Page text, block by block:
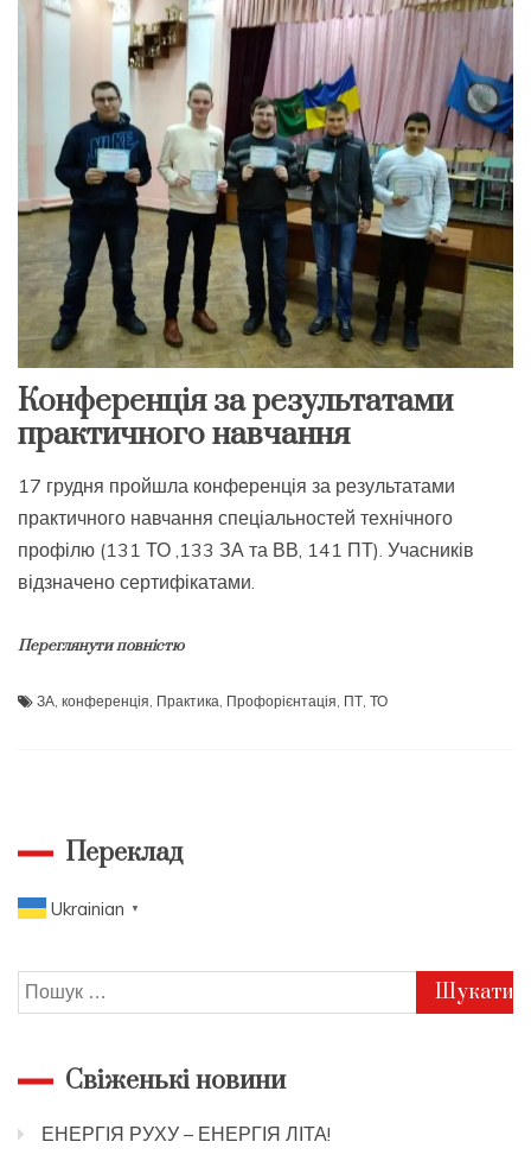
Конференція за результатами
практичного навчання
17 грудня пройшла конференція за результатами
практичного навчання спеціальностей технічного
профілю (131 ТО ,133 ЗА та ВВ, 141 ПТ). Учасників
відзначено сертифікатами.
Переглянути повністю
ЗА конференція Практика Профорієнтація ПТ ТО
Переклад
Ukrainian ▼
Пошук:
Свіженькі новини
ЕНЕРГІЯ РУХУ – ЕНЕРГІЯ ЛІТА!